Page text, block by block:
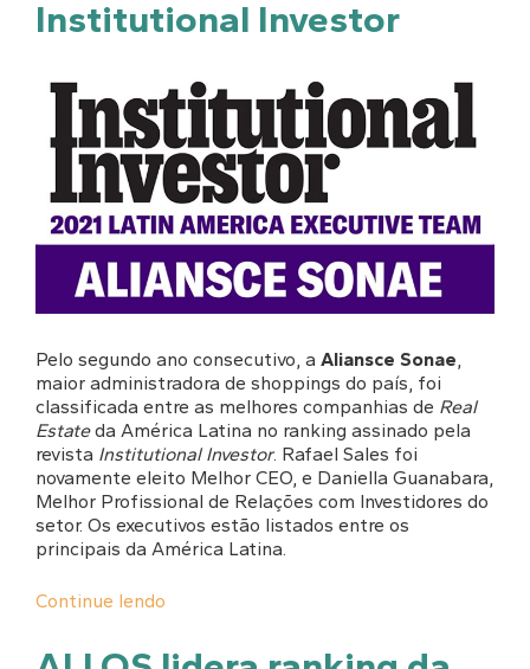
Institutional Investor
Pelo segundo ano consecutivo, a Aliansce Sonae,
maior administradora de shoppings do país, foi
classificada entre as melhores companhias de Real
Estateda América Latina no ranking assinado pela
revista Institutional Investor. Rafael Sales foi
novamente eleito Melhor CEO, e Daniella Guanabara,
Melhor Profissional de Relações com Investidores do
setor. Os executivos estão listados entre os
principais da América Latina.
Continue lendo